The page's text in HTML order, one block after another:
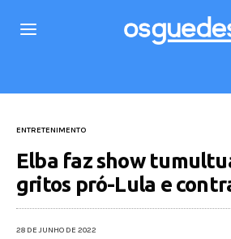
ENTRETENIMENTO
Elba faz show
gritos pró-Lula e
28 DE JUNHO DE 2022